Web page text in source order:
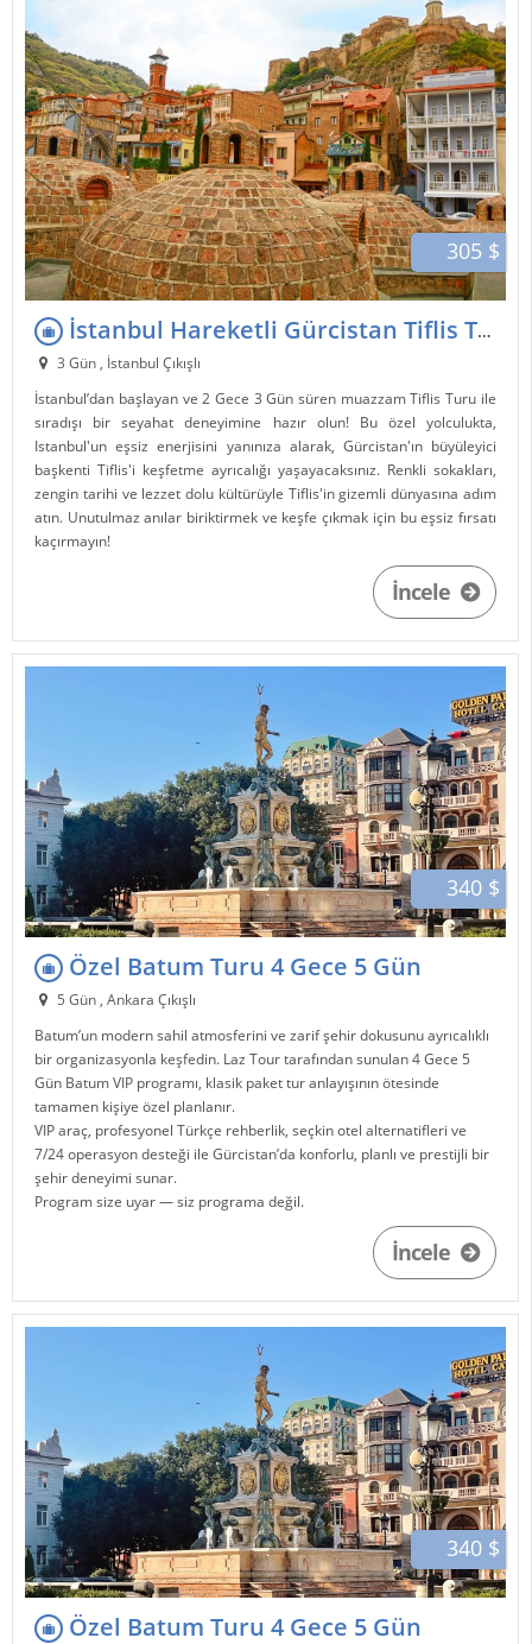
305 $
İstanbul Hareketli Gürcistan Tiflis Turu 2 Gece 3 Gün
3 Gün , İstanbul Çıkışlı
İstanbul’dan başlayan ve 2 Gece 3 Gün süren muazzam Tiflis Turu ile
sıradışı bir seyahat deneyimine hazır olun! Bu özel yolculukta,
Istanbul'un eşsiz enerjisini yanınıza alarak, Gürcistan'ın büyüleyici
başkenti Tiflis'i keşfetme ayrıcalığı yaşayacaksınız. Renkli sokakları,
zengin tarihi ve lezzet dolu kültürüyle Tiflis'in gizemli dünyasına adım
atın. Unutulmaz anılar biriktirmek ve keşfe çıkmak için bu eşsiz fırsatı
kaçırmayın!
İncele
340 $
Özel Batum Turu 4 Gece 5 Gün
5 Gün , Ankara Çıkışlı
Batum’un modern sahil atmosferini ve zarif şehir dokusunu ayrıcalıklı
bir organizasyonla keşfedin. Laz Tourtarafından sunulan 4 Gece 5
Gün Batum VIP programı, klasik paket tur anlayışının ötesinde
tamamen kişiye özel planlanır.
VIP araç, profesyonel Türkçe rehberlik, seçkin otel alternatifleri ve
7/24 operasyon desteği ileGürcistan’da konforlu, planlı ve prestijli bir
şehir deneyimi sunar.
Program size uyar — siz programa değil.
İncele
340 $
Özel Batum Turu 4 Gece 5 Gün